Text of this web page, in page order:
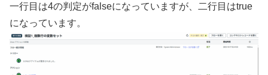
一行目は4の判定がfalseになっていますが、二行目はtrue
になっています。